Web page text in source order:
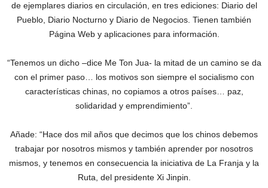
de ejemplares diarios en circulación, en tres ediciones: Diario del
Pueblo, Diario Nocturno y Diario de Negocios. Tienen también
Página Web y aplicaciones para información.
“Tenemos un dicho –dice Me Ton Jua- la mitad de un camino se da
con el primer paso… los motivos son siempre el socialismo con
características chinas, no copiamos a otros países… paz,
solidaridad y emprendimiento”.
Añade: “Hace dos mil años que decimos que los chinos debemos
trabajar por nosotros mismos y también aprender por nosotros
mismos, y tenemos en consecuencia la iniciativa de La Franja y la
Ruta, del presidente Xi Jinpin.